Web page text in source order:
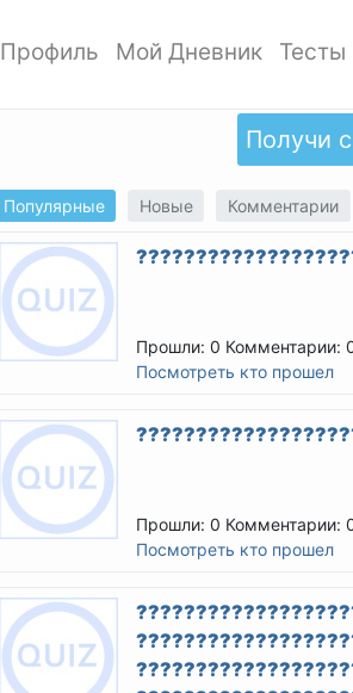
Профиль
Настройки аккаунта
Позитивки
Поиск
Друзья
Мой Дневник
Добавить запись
Дизайн дневника
Обзор записей
Тесты
Новые
Получи
Популярные Новые Комментарии
Прошли: 0 Комментарии:
Посмотреть кто прошел
Прошли: 0 Комментарии:
Посмотреть кто прошел